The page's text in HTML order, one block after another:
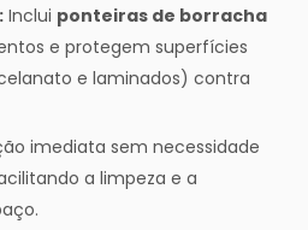
Inclui ponteiras de borracha
e protegem superfícies
e laminados) contra
imediata sem necessidade
a limpeza e a